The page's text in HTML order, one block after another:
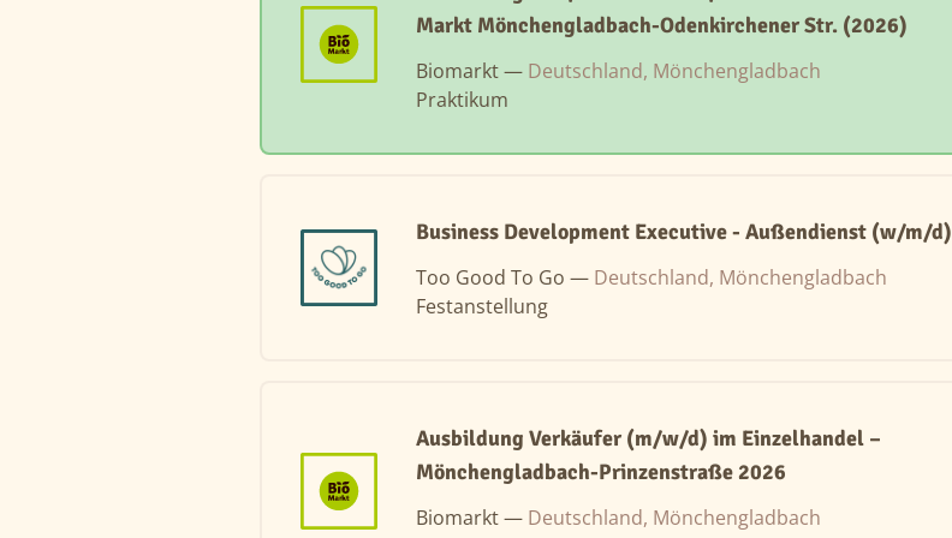
Markt Mönchengladbach-Odenkirchener Str. (2026)
Biomarkt — Deutschland, Mönchengladbach
Praktikum
Business Development Executive - Außendienst (w/m/d)
Too Good To Go — Deutschland, Mönchengladbach
Festanstellung
Ausbildung Verkäufer (m/w/d) im Einzelhandel –
Mönchengladbach-Prinzenstraße 2026
Biomarkt — Deutschland, Mönchengladbach